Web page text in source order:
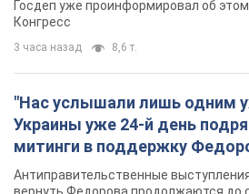
вернуть Федорова продолжаются до